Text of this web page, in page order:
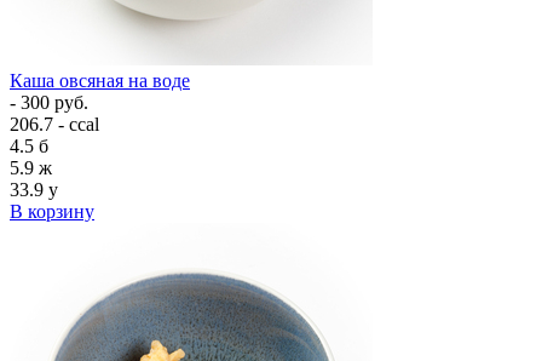
Каша овсяная на воде
- 300 руб.
206.7 - ccal
4.5 б
5.9 ж
33.9 у
В корзину